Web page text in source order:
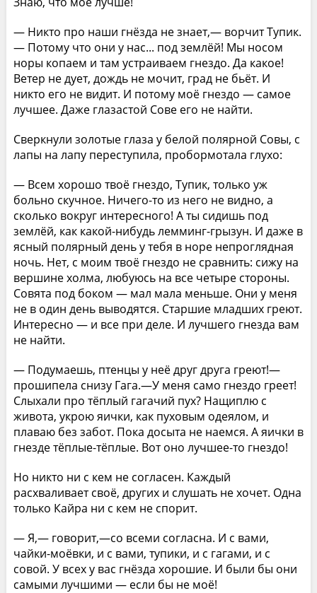
— Никто про наши гнёзда не знает,— ворчит Тупик.
— Потому что они у нас... под землёй! Мы носом
норы копаем и там устраиваем гнездо. Да какое!
Ветер не дует, дождь не мочит, град не бьёт. И
никто его не видит. И потому моё гнездо — самое
лучшее. Даже глазастой Сове его не найти.
Сверкнули золотые глаза у белой полярной Совы, с
лапы на лапу переступила, пробормотала глухо:
— Всем хорошо твоё гнездо, Тупик, только уж
больно скучное. Ничего-то из него не видно, а
сколько вокруг интересного! А ты сидишь под
землёй, как какой-нибудь лемминг-грызун. И даже в
ясный полярный день у тебя в норе непроглядная
ночь. Нет, с моим твоё гнездо не сравнить: сижу на
вершине холма, любуюсь на все четыре стороны.
Совята под боком — мал мала меньше. Они у меня
не в один день выводятся. Старшие младших греют.
Интересно — и все при деле. И лучшего гнезда вам
не найти.
— Подумаешь, птенцы у неё друг друга греют!—
прошипела снизу Гага.—У меня само гнездо греет!
Слыхали про тёплый гагачий пух? Нащиплю с
живота, укрою яички, как пуховым одеялом, и
плаваю без забот. Пока досыта не наемся. А яички в
гнезде тёплые-тёплые. Вот оно лучшее-то гнездо!
Но никто ни с кем не согласен. Каждый
расхваливает своё, других и слушать не хочет. Одна
только Кайра ни с кем не спорит.
— Я,— говорит,—со всеми согласна. И с вами,
чайки-моёвки, и с вами, тупики, и с гагами, и с
совой. У всех у вас гнёзда хорошие. И были бы они
самыми лучшими — если бы не моё!